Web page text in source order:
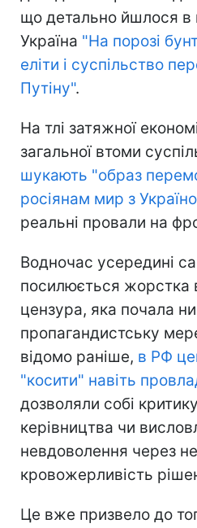
що детально йшлося в
Україна "На порозі
еліти і суспільство
Путіну".
На тлі затяжної
загальної втоми
шукають "образ
росіянам мир з
реальні провали на
Водночас усередині
посилюється жорстка
цензура, яка почала
пропагандистську
відомо раніше, в РФ
"косити" навіть
дозволяли собі
керівництва чи
невдоволення через
кровожерливість
Це вже призвело до